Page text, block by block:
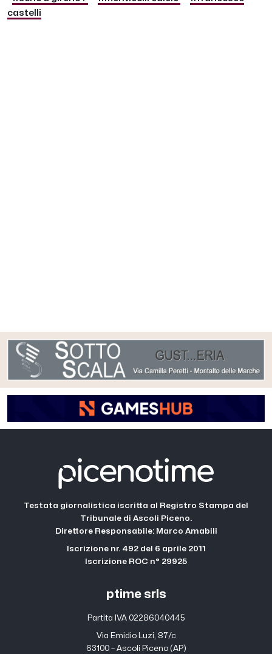
castelli
Testata giornalistica iscritta al Registro Stampa del
Tribunale di Ascoli Piceno.
Direttore Responsabile: Marco Amabili
Iscrizione nr. 492 del 6 aprile 2011
Iscrizione ROC n° 29925
ptime srls
Partita IVA 02286040445
Via Emidio Luzi, 87/c
63100 – Ascoli Piceno (AP)